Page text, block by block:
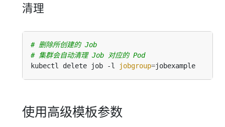
清理
# 删除所创建的 Job
# 集群会自动清理 Job 对应的 Pod
kubectl delete job -l
jobgroup=
使用高级模板参数